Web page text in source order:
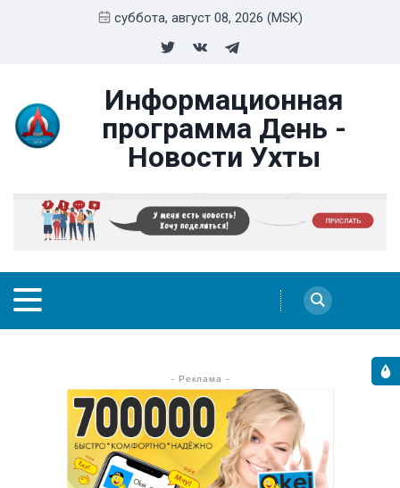
суббота, август 08, 2026 (MSK)
Информационная
программа День -
Новости Ухты
- Реклама -